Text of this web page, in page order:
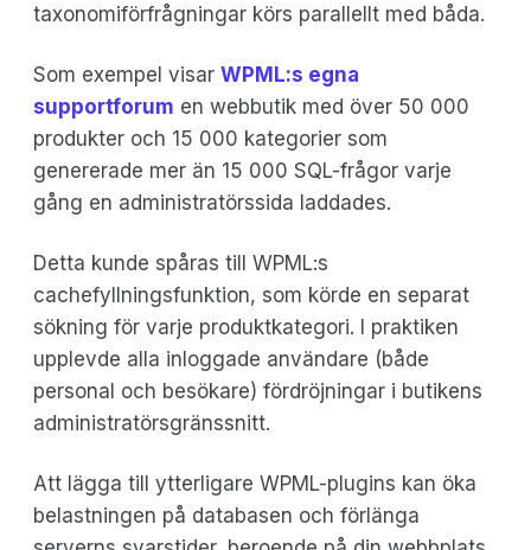
taxonomiförfrågningar körs parallellt med båda.
Som exempel visar WPML:s egna
supportforum en webbutik med över 50 000
produkter och 15 000 kategorier som
genererade mer än 15 000 SQL-frågor varje
gång en administratörssida laddades.
Detta kunde spåras till WPML:s
cachefyllningsfunktion, som körde en separat
sökning för varje produktkategori. I praktiken
upplevde alla inloggade användare (både
personal och besökare) fördröjningar i butikens
administratörsgränssnitt.
Att lägga till ytterligare WPML-plugins kan öka
belastningen på databasen och förlänga